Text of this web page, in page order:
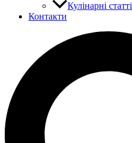
Кулінарні статті
Контакти